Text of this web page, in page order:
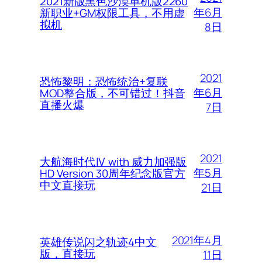
新职业+GM权限工具，不用虚
拟机
年6月
8日
恐怖黎明：恐怖统治+复联
MOD整合版，不可错过！抖音
直播火爆
2021
年6月
7日
大航海时代Ⅳ with 威力加强版
HD Version 30周年纪念版官方
中文直接玩
2021
年5月
21日
英雄传说闪之轨迹4中文
版，直接玩
2021年4月
11日